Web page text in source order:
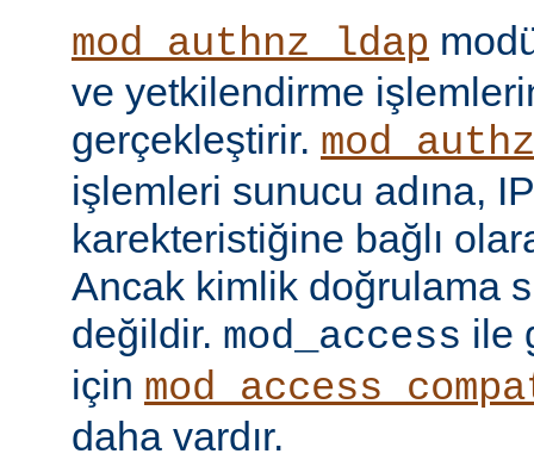
mod_authnz_ldap
ve yetkilendirme
gerçekleştirir.
işlemleri sunucu adına,
karekteristiğine bağlı
Ancak kimlik doğrulama
değildir. mod_access ile
için
daha vardır.